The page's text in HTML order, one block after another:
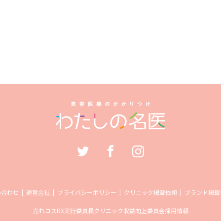
わせ 運営会社 プライバシーポリシー クリニック掲載依頼 ブランド掲
売れコスDX実行委員長クリニック収益向上委員会採用情報